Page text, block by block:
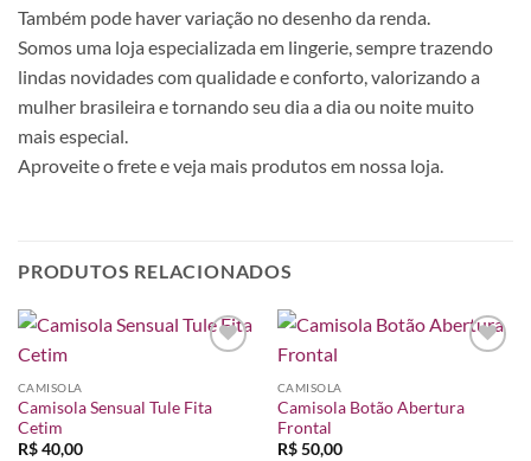
Também pode haver variação no desenho da renda.
Somos uma loja especializada em lingerie, sempre trazendo
lindas novidades com qualidade e conforto, valorizando a
mulher brasileira e tornando seu dia a dia ou noite muito
mais especial.
Aproveite o frete e veja mais produtos em nossa loja.
PRODUTOS RELACIONADOS
desejos
CAMISOLA
Camisola Sensual Tule Fita
Cetim
R$40,00
CAMISOLA
Camisola Botão Abertura
Frontal
R$50,00